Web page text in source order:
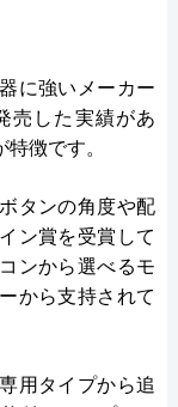
に強いメーカー
売した実績があ
徴です。
タンの角度や配
ン賞を受賞して
ンから選べるモ
から支持されて
用タイプから追